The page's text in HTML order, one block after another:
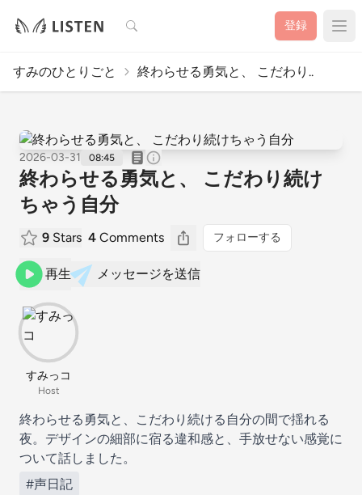
検索 登録
すみのひとりごと 終わらせる勇気と、 こだわり..
2026-03-31 08:45
終わらせる勇気と、 こだわり続け
ちゃう自分
9 Stars 4 Comments フォローする
再生 メッセージを送信
すみっコ
Host
終わらせる勇気と、こだわり続ける自分の間で揺れる
夜。デザインの細部に宿る違和感と、手放せない感覚に
ついて話しました。
#声日記